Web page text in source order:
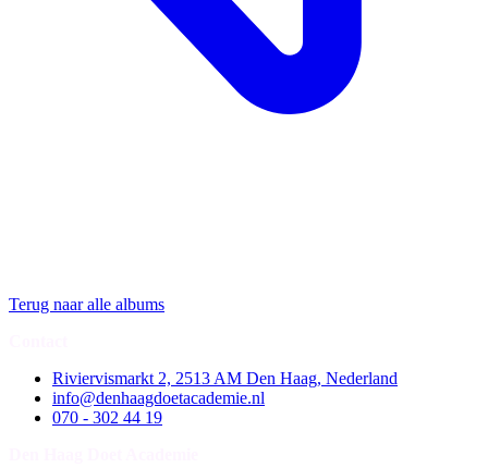
Terug naar alle albums
Riviervismarkt 2, 2513 AM Den Haag, Nederland
info@denhaagdoetacademie.nl
070 - 302 44 19